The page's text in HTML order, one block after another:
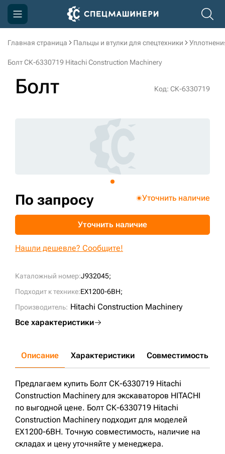
Главная страница Пальцы и втулки для спецтехники
Болт СК-6330719 Hitachi Construction Machinery
Болт Код: СК-6330719
Каталожный номер:J932045;
Подходит к технике:EX1200-6BH;
Производитель: Hitachi Construction Machinery
Все характеристики
По запросу Уточнить наличие
Уточнить наличие
Нашли дешевле? Сообщите!
Описание Характеристики Совместимость
Предлагаем купить Болт СК-6330719 Hitachi
Construction Machinery для экскаваторов HITACHI
по выгодной цене. Болт СК-6330719 Hitachi
Construction Machinery подходит для моделей
EX1200-6BH. Точную совместимость, наличие на
складах и цену уточняйте у менеджера.
Компания
Доставка и оплата
+7 (499) 394-50-93